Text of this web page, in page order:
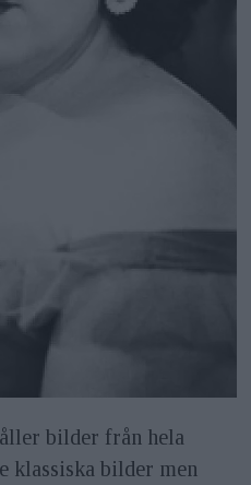
bilder från hela
klassiska bilder men